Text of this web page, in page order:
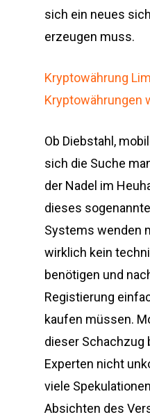
sich ein neues
erzeugen muss.
Kryptowährung
Kryptowährungen
Ob Diebstahl,
sich die Suche
der Nadel im
dieses
Systems wenden
wirklich kein
benötigen und
Registierung
kaufen müssen.
dieser Schachzug
Experten nicht
viele
Absichten des